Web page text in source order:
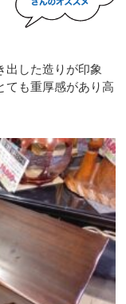
出した造りが印象
ても重厚感があり高